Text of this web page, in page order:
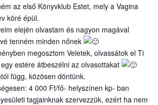
az első Könyvklub Estet, mely a Vagina
köré épül.
elején olvastam és nagyon magával
tenném minden nőnek
megosztom Veletek, olvassátok el Ti
estére átbeszélni az olvasottakat
függ, közösen döntünk.
4 000 Ft/fő- helyszínen kp- ban
tagjainknak szervezzük, ezért ha nem